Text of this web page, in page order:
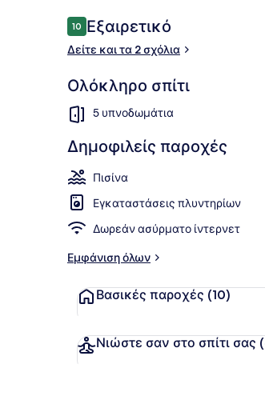
Σχόλια
1010 στα 10
Εξαιρετικό
Δείτε και τα 2 σχόλια
Ολόκληρο σπίτι
5 υπνοδωμάτια
Δημοφιλείς παροχές
Πισίνα
Εγκαταστάσεις πλυντηρίων
Δωρεάν ασύρματο ίντερνετ
Εμφάνιση όλων
Βασικές παροχές (10)
Νιώστε σαν στο σπίτι σας